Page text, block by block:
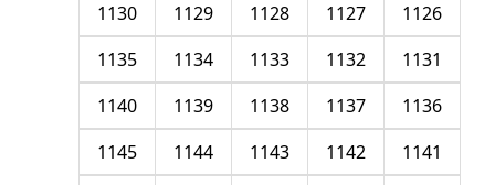
1126
1127
1128
1129
1130
1131
1132
1133
1134
1135
1136
1137
1138
1139
1140
1141
1142
1143
1144
1145